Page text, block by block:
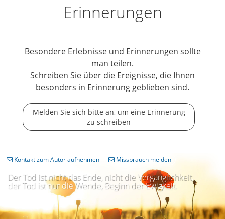
Erinnerungen
Besondere Erlebnisse und Erinnerungen sollte
man teilen.
Schreiben Sie über die Ereignisse, die Ihnen
besonders in Erinnerung geblieben sind.
Melden Sie sich bitte an, um eine Erinnerung
zu schreiben
Der Tod ist nicht das Ende, nicht die Vergänglichkeit,
der Tod ist nur die Wende, Beginn der Ewigkeit.
Kontakt zum Autor aufnehmen Missbrauch melden